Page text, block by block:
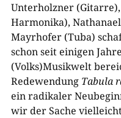
Unterholzner
Harmonika),
Mayrhofer (Tuba)
schon seit einigen
(Volks)Musikwelt
Redewendung Tabula
ein radikaler
wir der Sache